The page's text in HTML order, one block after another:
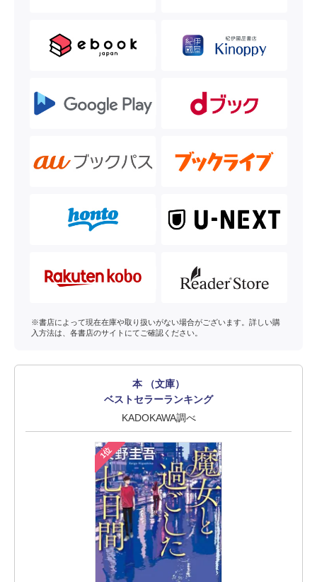
※書店によって現在在庫や取り扱いがない場合がございます。詳しい購
入方法は、各書店のサイトにてご確認ください。
本 （文庫）
ベストセラーランキング
KADOKAWA調べ
1位